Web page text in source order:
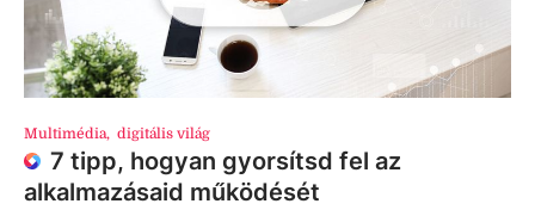
Multimédia, digitális világ
7 tipp, hogyan gyorsítsd fel az
alkalmazásaid működését